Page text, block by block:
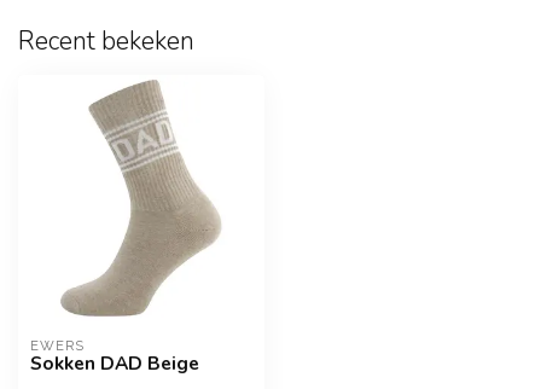
Recent bekeken
EWERS
Sokken DAD Beige